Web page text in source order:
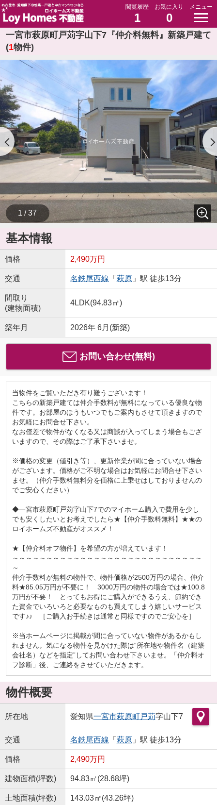
閲覧履歴
1
お気に入り
0
メニュー
一宮市萩原町戸苅字山下7『仲介料無料』新築戸建て
(1物件)
1 / 37
基本情報
価格 2,490万円
交通 名鉄尾西線 「 萩原」駅 徒歩13分
間取り
(建物面積)
4LDK(94.83㎡)
築年月 2026年 6月(新築)
お問い合わせ(無料)
当物件をご覧いただき有り難うございます！
こちらの新築戸建ては仲介手数料が無料になっている優良な物
件です。お部屋のほうもいつでもご案内もさせて頂きますので
お気軽にお問合せ下さい。
なお僅差で物件がなくなる又は商談が入ってしまう場合もござ
いますので、その際はご了承下さいませ。
※価格の変更（値引き等）、更新作業が間に合っていない場合
がございます。価格がご不明な場合はお気軽にお問合せ下さい
ませ。（仲介手数料無料分を価格に上乗せはしておりませんの
でご安心ください）
◆一宮市萩原町戸苅字山下7でのマイホーム購入で費用を少し
でも安くしたいとお考えでしたら★【仲介手数料無料】★★の
ロイホームズ不動産がオススメ！
★【仲介料オフ物件】を希望の方が増えています！
～～～～～～～～～～～～～～～～～～～～～～～～～～～～
～
仲介手数料が無料の物件で、物件価格が2500万円の場合、仲介
料★85.05万円が不要に！ 3000万円の物件の場合では★100.8
万円が不要！ とってもお得にご購入ができるうえ、節約でき
た資金でいろいろと必要なものも買えてしまう嬉しいサービス
です♪♪ ［ご購入お手続きは通常と同様ですのでご安心を］
※当ホームページに掲載が間に合っていない物件があるかもし
れません。気になる物件を見かけた際は“所在地や物件名（建築
会社名）などを指定”してお問い合わせ下さいませ。「仲介料オ
フ診断」後、ご連絡をさせていただきます。
物件概要
所在地 愛知県一宮市萩原町戸苅字山下7
交通 名鉄尾西線 「 萩原」駅 徒歩13分
価格 2,490万円
建物面積(坪数) 94.83㎡(28.68坪)
土地面積(坪数) 143.03㎡(43.26坪)